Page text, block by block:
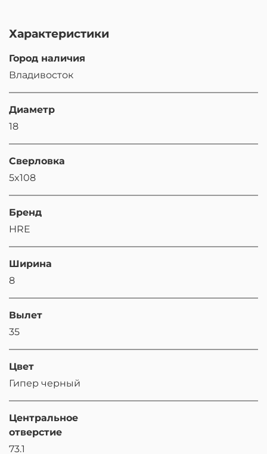
Характеристики
Город наличия
Владивосток
Диаметр
18
Сверловка
5x108
Бренд
HRE
Ширина
8
Вылет
35
Цвет
Гипер черный
Центральное
отверстие
73.1